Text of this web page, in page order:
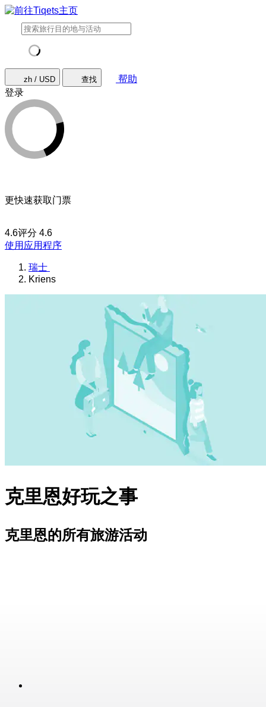
zh / USD 查找
帮助
登录
更快速获取门票
4.6评分 4.6
使用应用程序
瑞士
Kriens
克里恩好玩之事
克里恩的所有旅游活动